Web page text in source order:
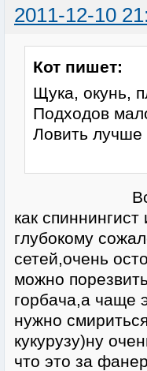
2011-12-10
Кот пишет:
Щука, окунь,
Подходов
Ловить лучше
Всё
как
глубокому
сетей,очень
можно
горбача,а чаще
нужно
кукурузу)ну
что это за